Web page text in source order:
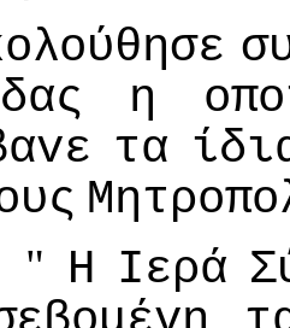
η
τα
Η Iερά